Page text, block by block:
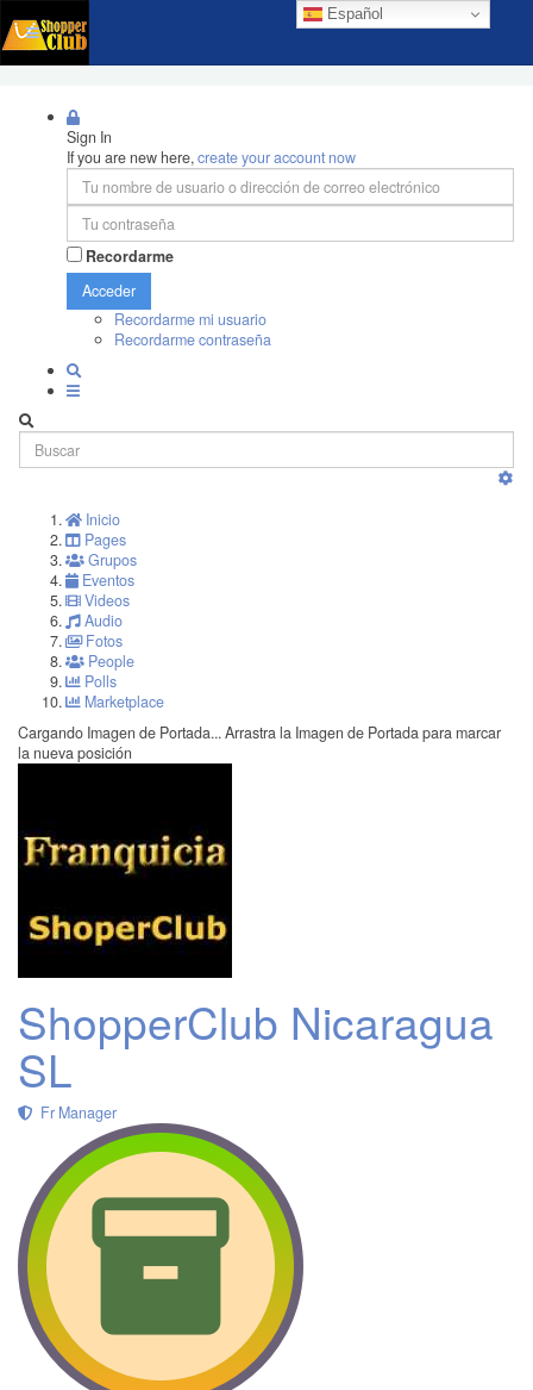
Español
Sign In
If you are new here,create your account now
Recordarme
Acceder
Recordarme mi usuario
Recordarme contraseña
Inicio
Pages
Grupos
Eventos
Videos
Audio
Fotos
People
Polls
Marketplace
Cargando Imagen de Portada... Arrastra la Imagen de Portada para marcar
la nueva posición
ShopperClub Nicaragua
SL
Fr Manager